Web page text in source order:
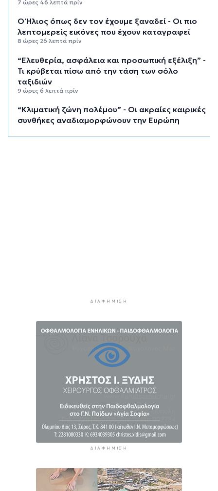
7 ώρες 46 λεπτά πρίν
Ο Ήλιος όπως δεν τον έχουμε ξαναδεί - Οι πιο
λεπτομερείς εικόνες που έχουν καταγραφεί
8 ώρες 26 λεπτά πρίν
“Ελευθερία, ασφάλεια και προσωπική εξέλιξη” -
Τι κρύβεται πίσω από την τάση των σόλο
ταξιδιών
9 ώρες 6 λεπτά πρίν
“Κλιματική ζώνη πολέμου” - Οι ακραίες καιρικές
συνθήκες αναδιαμορφώνουν την Ευρώπη
δημόσιες ΣΑΕΚ
12 ώρες 26 λεπτά πρίν
ΔΙΑΦΉΜΙΣΗ
ΔΙΑΦΉΜΙΣΗ